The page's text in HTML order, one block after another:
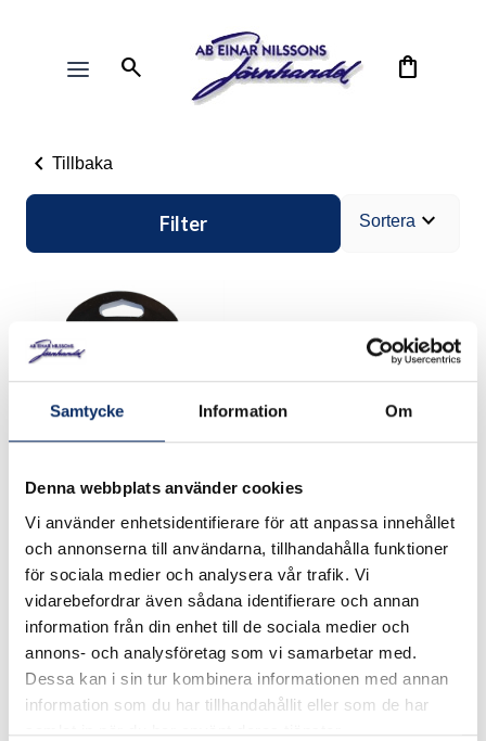
Samtycke Information Om
Denna webbplats använder cookies
Vi använder enhetsidentifierare för att anpassa innehållet
och annonserna till användarna, tillhandahålla funktioner
för sociala medier och analysera vår trafik. Vi
vidarebefordrar även sådana identifierare och annan
information från din enhet till de sociala medier och
annons- och analysföretag som vi samarbetar med.
Dessa kan i sin tur kombinera informationen med annan
information som du har tillhandahållit eller som de har
samlat in när du har använt deras tjänster.
search shopping_bag
chevron_left Tillbaka
Filter Sortera expand_more
Öljetter i mässing
exkl. moms: 159kr